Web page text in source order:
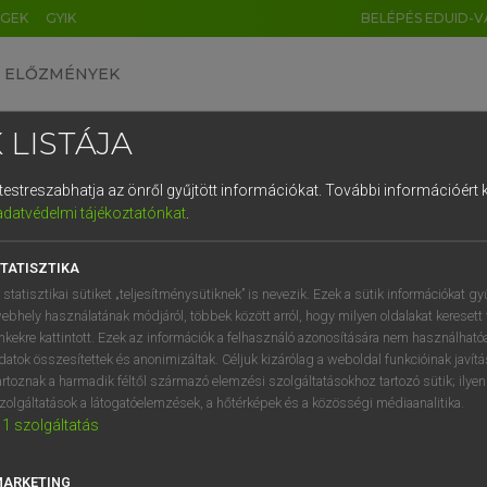
GYIK BELÉPÉS EDUID-
ELŐZMÉNYEK
nagyszótár
VAN ELŐFIZETÉSED?
megtekintéséhez.
LISTÁJA
az önről gyűjtött információkat. További információért
tájékoztatónkat.
statisztikai sütiket „teljesítménysütiknek” is nevezik. Ezek a sütik információkat
használatának módjáról, többek között arról, hogy milyen oldalakat keresett
kattintott. Ezek az információk a felhasználó azonosítására nem
összesítettek és anonimizáltak. Céljuk kizárólag a weboldal funkcióinak
a harmadik féltől származó elemzési szolgáltatásokhoz tartozó sütik;
a látogatóelemzések, a hőtérképek és a közösségi médiaanalitika.
1 szolgáltatás
DE CN FR ES IT NL
1 2 3 4 5 6 7 8 9
q w e r t z u i
a s d f g h j k l é
í y x c v b n m , .